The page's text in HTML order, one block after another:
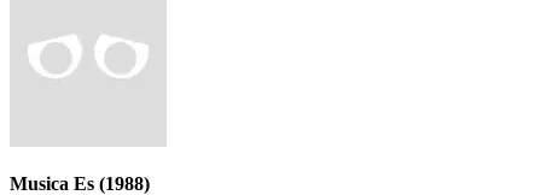
Musica Es (1988)